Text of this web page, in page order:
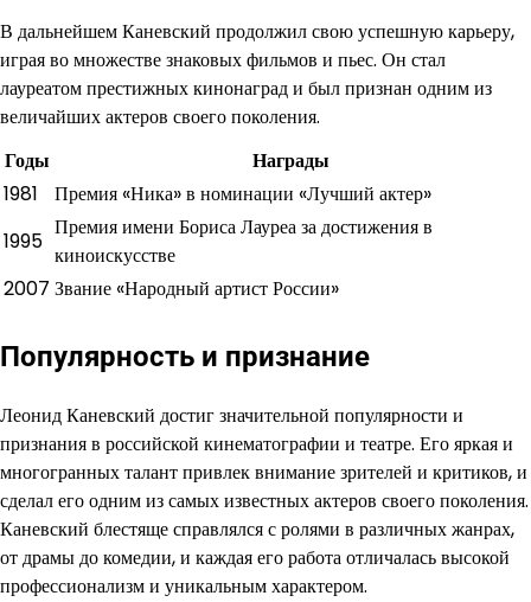
В дальнейшем Каневский продолжил свою успешную карьеру,
играя во множестве знаковых фильмов и пьес. Он стал
лауреатом престижных кинонаград и был признан одним из
величайших актеров своего поколения.
Годы
Награды
1981
Премия «Ника» в номинации «Лучший актер»
1995
Премия имени Бориса Лауреа за достижения в
киноискусстве
2007 Звание «Народный артист России»
Популярность и признание
Леонид Каневский достиг значительной популярности и
признания в российской кинематографии и театре. Его яркая и
многогранных талант привлек внимание зрителей и критиков, и
сделал его одним из самых известных актеров своего поколения.
Каневский блестяще справлялся с ролями в различных жанрах,
от драмы до комедии, и каждая его работа отличалась высокой
профессионализм и уникальным характером.